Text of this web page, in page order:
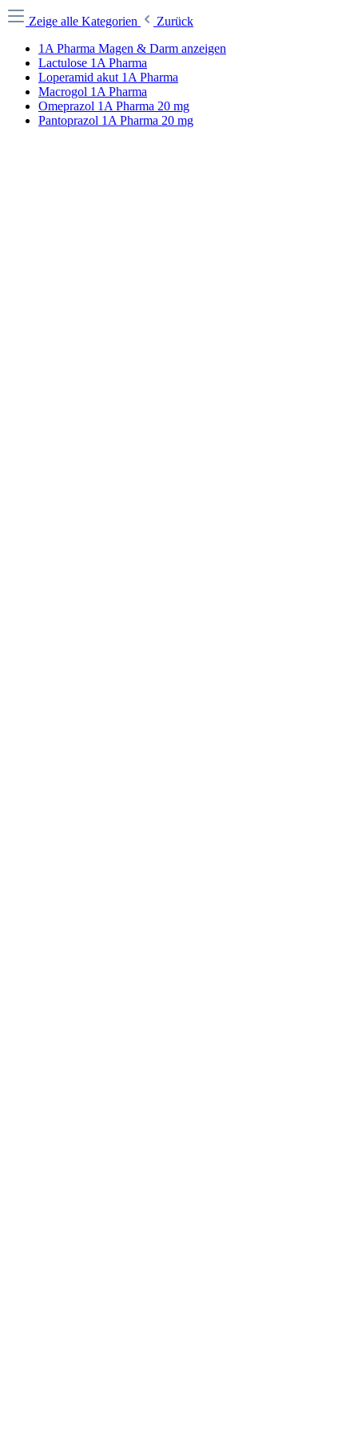
Zeige alle Kategorien
Zurück
1A Pharma Magen & Darm anzeigen
Lactulose 1A Pharma
Loperamid akut 1A Pharma
Macrogol 1A Pharma
Omeprazol 1A Pharma 20 mg
Pantoprazol 1A Pharma 20 mg